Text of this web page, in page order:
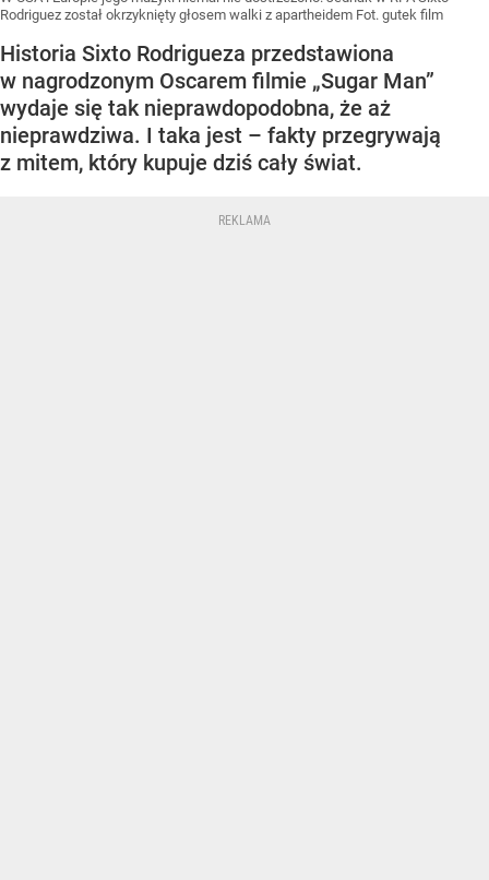
Rodriguez został okrzyknięty głosem walki z apartheidem Fot. gutek film
Historia Sixto Rodrigueza przedstawiona
w nagrodzonym Oscarem filmie „Sugar Man”
wydaje się tak nieprawdopodobna, że aż
nieprawdziwa. I taka jest – fakty przegrywają
z mitem, który kupuje dziś cały świat.